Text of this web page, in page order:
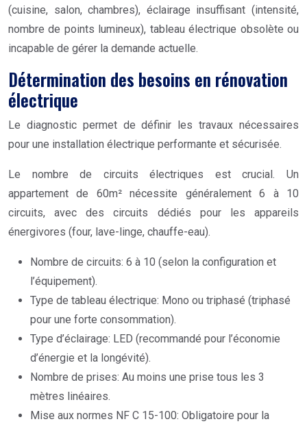
(cuisine, salon, chambres), éclairage insuffisant (intensité,
nombre de points lumineux), tableau électrique obsolète ou
incapable de gérer la demande actuelle.
Détermination des besoins en rénovation
électrique
Le diagnostic permet de définir les travaux nécessaires
pour une installation électrique performante et sécurisée.
Le nombre de circuits électriques est crucial. Un
appartement de 60m² nécessite généralement 6 à 10
circuits, avec des circuits dédiés pour les appareils
énergivores (four, lave-linge, chauffe-eau).
Nombre de circuits: 6 à 10 (selon la configuration et
l’équipement).
Type de tableau électrique: Mono ou triphasé (triphasé
pour une forte consommation).
Type d’éclairage: LED (recommandé pour l’économie
d’énergie et la longévité).
Nombre de prises: Au moins une prise tous les 3
mètres linéaires.
Mise aux normes NF C 15-100: Obligatoire pour la